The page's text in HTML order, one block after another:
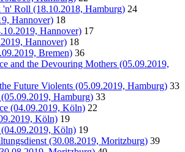
'n' Roll (18.10.2018, Hamburg) 24
Hannover) 18
Hannover) 17
Hannover) 18
Bremen) 36
and the Devouring Mothers (05.09.2019,
Future Violents (05.09.2019, Hamburg) 33
Hamburg) 33
(04.09.2019, Köln) 22
Köln) 19
Köln) 19
(30.08.2019, Moritzburg) 39